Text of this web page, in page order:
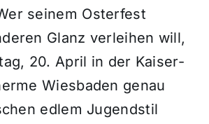
seinem Osterfest
Glanz verleihen will,
20. April in der Kaiser-
Wiesbaden genau
edlem Jugendstil